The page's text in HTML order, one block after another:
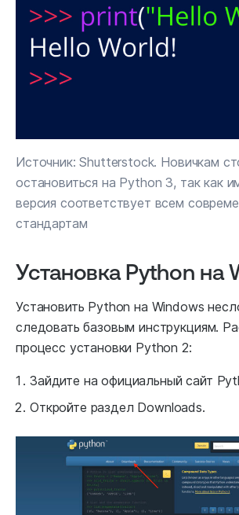
Источник: Shutterstock. Новичкам
остановиться на Python 3, так как
версия соответствует всем
стандартам
Установка Python на
Установить Python на Windows
следовать базовым инструкциям.
процесс установки Python 2:
Зайдите на официальный сайт
Откройте раздел Downloads.